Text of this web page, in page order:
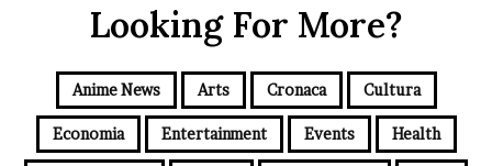
Looking For More?
Anime News Arts Cronaca Cultura
Economia Entertainment Events Health